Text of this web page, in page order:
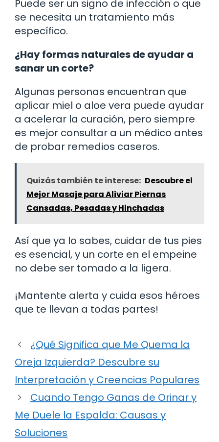
Puede ser un signo de infección o que
se necesita un tratamiento más
específico.
¿Hay formas naturales de ayudar a
sanar un corte?
Algunas personas encuentran que
aplicar miel o aloe vera puede ayudar
a acelerar la curación, pero siempre
es mejor consultar a un médico antes
de probar remedios caseros.
Quizás también te interese: Descubre el
Mejor Masaje para Aliviar Piernas
Cansadas, Pesadas y Hinchadas
Así que ya lo sabes, cuidar de tus pies
es esencial, y un corte en el empeine
no debe ser tomado a la ligera.
¡Mantente alerta y cuida esos héroes
que te llevan a todas partes!
¿Qué Significa que Me Quema la
Oreja Izquierda? Descubre su
Interpretación y Creencias Populares
Cuando Tengo Ganas de Orinar y
Me Duele la Espalda: Causas y
Soluciones